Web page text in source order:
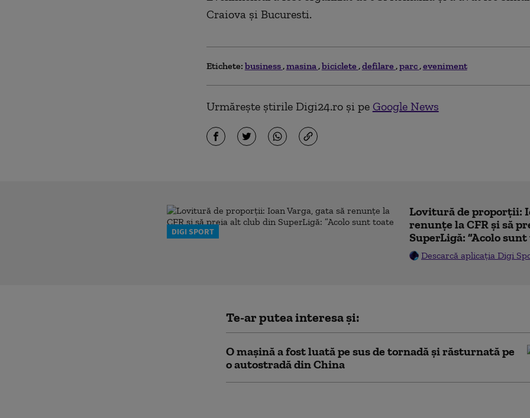
Craiova şi Bucuresti.
Etichete: business masina biciclete defilare parc eveniment
Urmărește știrile Digi24.ro și pe Google News
DIGI SPORT
Lovitură de proporții:
renunțe la CFR și să
SuperLigă: ”Acolo
Descarcă aplicația Digi
Te-ar putea interesa și:
O mașină a fost luată pe sus de tornadă și răsturnată pe
o autostradă din China